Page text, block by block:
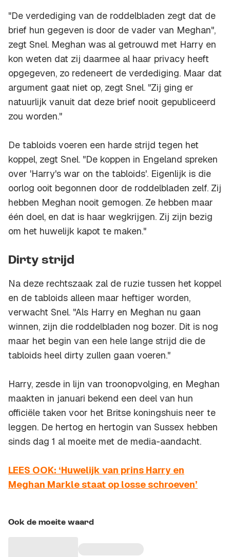
"De verdediging van de roddelbladen zegt dat de
brief hun gegeven is door de vader van Meghan",
zegt Snel. Meghan was al getrouwd met Harry en
kon weten dat zij daarmee al haar privacy heeft
opgegeven, zo redeneert de verdediging. Maar dat
argument gaat niet op, zegt Snel. "Zij ging er
natuurlijk vanuit dat deze brief nooit gepubliceerd
zou worden."
De tabloids voeren een harde strijd tegen het
koppel, zegt Snel. "De koppen in Engeland spreken
over 'Harry's war on the tabloids'. Eigenlijk is die
oorlog ooit begonnen door de roddelbladen zelf. Zij
hebben Meghan nooit gemogen. Ze hebben maar
één doel, en dat is haar wegkrijgen. Zij zijn bezig
om het huwelijk kapot te maken."
Dirty strijd
Na deze rechtszaak zal de ruzie tussen het koppel
en de tabloids alleen maar heftiger worden,
verwacht Snel. "Als Harry en Meghan nu gaan
winnen, zijn die roddelbladen nog bozer. Dit is nog
maar het begin van een hele lange strijd die de
tabloids heel dirty zullen gaan voeren."
Harry, zesde in lijn van troonopvolging, en Meghan
maakten in januari bekend een deel van hun
officiële taken voor het Britse koningshuis neer te
leggen. De hertog en hertogin van Sussex hebben
sinds dag 1 al moeite met de media-aandacht.
LEES OOK: ‘Huwelijk van prins Harry en
Meghan Markle staat op losse schroeven’
Ook de moeite waard